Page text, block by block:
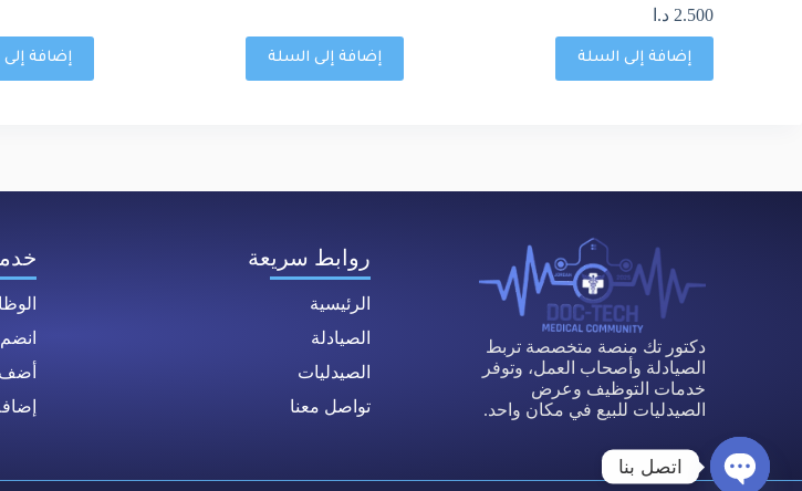
2.500 د.ا
إضافة إلى السلة إضافة إلى السلة إضافة
دكتور تك منصة متخصصة تربط
الصيادلة وأصحاب العمل، وتوفر
خدمات التوظيف وعرض
الصيدليات للبيع في مكان واحد.
روابط سريعة
الرئيسية
الصيادلة
الصيدليات
تواصل معنا
أضف
اتصل بنا